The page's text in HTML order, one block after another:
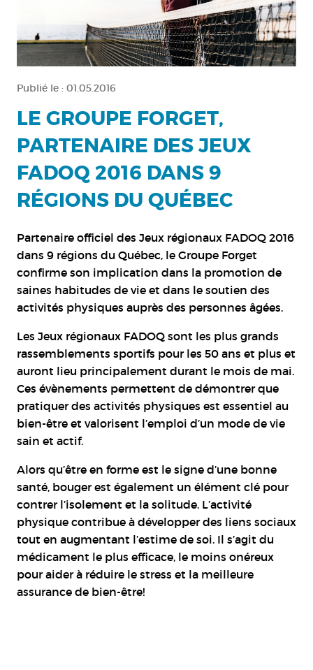
Publié le : 01.05.2016
LE GROUPE FORGET,
PARTENAIRE DES JEUX
FADOQ 2016 DANS 9
RÉGIONS DU QUÉBEC
Partenaire officiel des Jeux régionaux FADOQ 2016
dans 9 régions du Québec, le Groupe Forget
confirme son implication dans la promotion de
saines habitudes de vie et dans le soutien des
activités physiques auprès des personnes âgées.
Les Jeux régionaux FADOQ sont les plus grands
rassemblements sportifs pour les 50 ans et plus et
auront lieu principalement durant le mois de mai.
Ces évènements permettent de démontrer que
pratiquer des activités physiques est essentiel au
bien-être et valorisent l’emploi d’un mode de vie
sain et actif.
Alors qu’être en forme est le signe d’une bonne
santé, bouger est également un élément clé pour
contrer l’isolement et la solitude. L’activité
physique contribue à développer des liens sociaux
tout en augmentant l’estime de soi. Il s’agit du
médicament le plus efficace, le moins onéreux
pour aider à réduire le stress et la meilleure
assurance de bien-être!